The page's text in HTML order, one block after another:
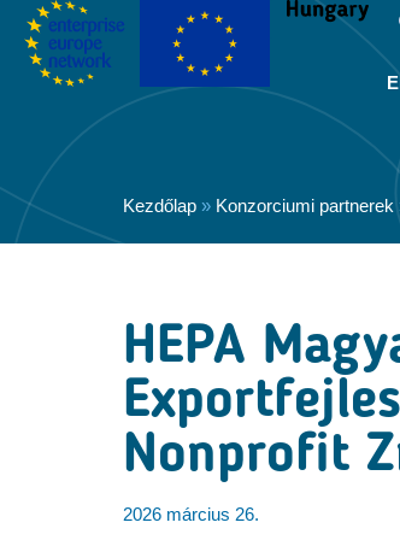
Kezdőlap » Konzorciumi partnerek
HEPA
Nonprofit
2026 március 26.